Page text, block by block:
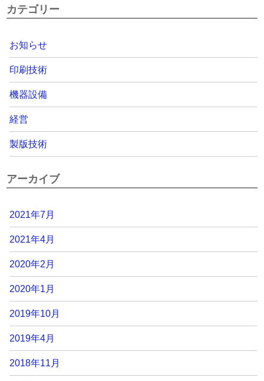
カテゴリー
お知らせ
印刷技術
機器設備
経営
製版技術
アーカイブ
2021年7月
2021年4月
2020年2月
2020年1月
2019年10月
2019年4月
2018年11月